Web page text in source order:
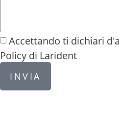
Accettando ti dichiari
Policy di Larident
INVIA